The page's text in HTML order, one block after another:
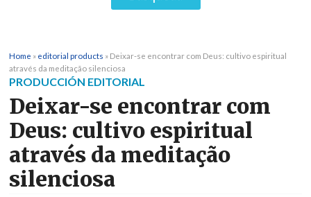
Home » editorial products » Deixar-se encontrar com Deus: cultivo espiritual
através da meditação silenciosa
PRODUCCIÓN EDITORIAL
Deixar-se encontrar com
Deus: cultivo espiritual
através da meditação
silenciosa